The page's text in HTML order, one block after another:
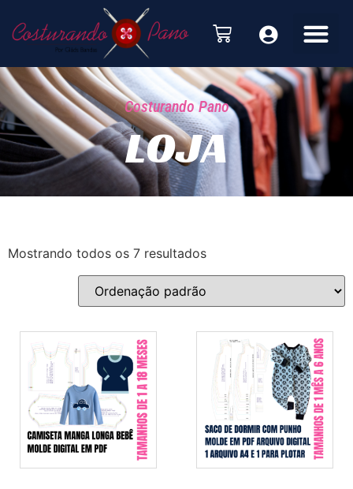
Costurando Pano
LOJA
Mostrando todos os 7 resultados